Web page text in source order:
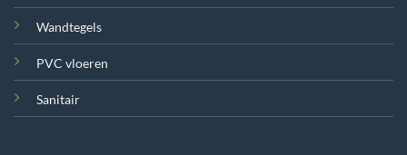
Wandtegels
PVC vloeren
Sanitair